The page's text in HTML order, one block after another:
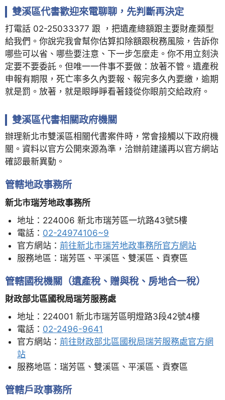
雙溪區代書歡迎來電聊聊，先判斷再決定
打電話 02-25033377 跟 ，把遺產總額跟主要財產類型
給我們。你說完我會幫你估算扣除額跟稅務風險，告訴你
哪些可以省、哪些要注意、下一步怎麼走。你不用立刻決
定要不要委託。但唯一一件事不要做：放著不管。遺產稅
申報有期限，死亡率多久內要報、報完多久內要繳，逾期
就是罰。放著，就是眼睜睜看著錢從你眼前交給政府。
雙溪區代書相關政府機關
辦理新北市雙溪區相關代書案件時，常會接觸以下政府機
關。資料以官方公開來源為準，洽辦前建議再以官方網站
確認最新異動。
管轄地政事務所
新北市瑞芳地政事務所
地址：224006 新北市瑞芳區一坑路43號5樓
電話： 02-24974106~9
官方網站： 前往新北市瑞芳地政事務所官方網站
服務地區：瑞芳區、平溪區、雙溪區、貢寮區
管轄國稅機關（遺產稅、贈與稅、房地合一稅）
財政部北區國稅局瑞芳服務處
地址：224001 新北市瑞芳區明燈路3段42號4樓
電話： 02-2496-9641
官方網站： 前往財政部北區國稅局瑞芳服務處官方網
站
服務地區：瑞芳區、雙溪區、平溪區、貢寮區
管轄戶政事務所